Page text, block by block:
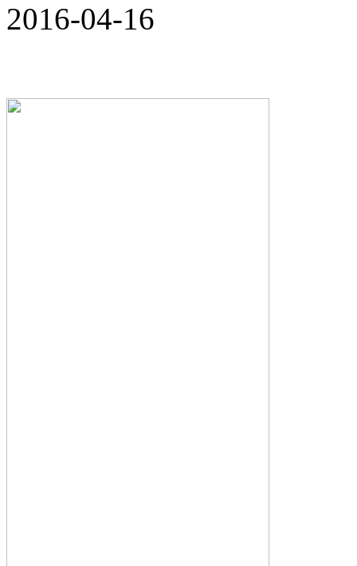
2016-04-16